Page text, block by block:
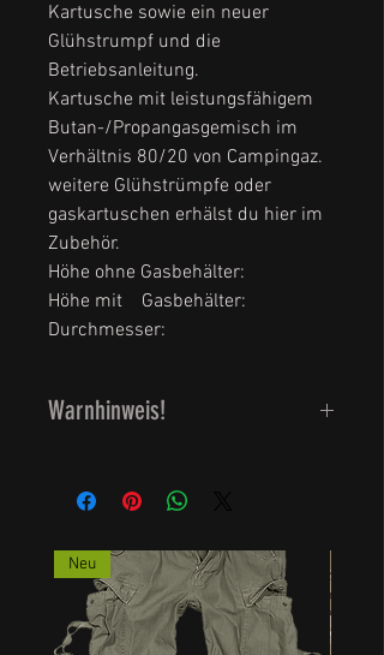
Kartusche sowie ein neuer
Glühstrumpf und die
Betriebsanleitung.
Kartusche mit leistungsfähigem
Butan-/Propangasgemisch im
Verhältnis 80/20 von Campingaz.
weitere Glühstrümpfe oder
gaskartuschen erhälst du hier im
Zubehör.
Höhe ohne Gasbehälter:
Höhe mit Gasbehälter:
Durchmesser:
Warnhinweis!
entzündliches Gas.
die Gebrauchsanweisung lesen.
Die unsachgemäße
Inbetriebnahme kann Schaden an
Leib und Leben verursachen.
Neu